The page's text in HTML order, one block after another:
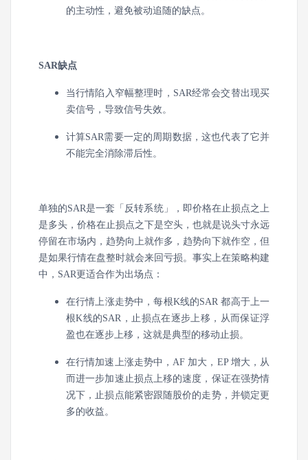
的主动性，避免被动追随的缺点。
SAR缺点
当行情陷入窄幅整理时，SAR经常会交替出现买
卖信号，导致信号失效。
计算SAR需要一定的周期数据，这也代表了它并
不能完全消除滞后性。
单独的SAR是一套「反转系统」，即价格在止损点之上
是多头，价格在止损点之下是空头，也就是说头寸永远
停留在市场内，趋势向上就作多，趋势向下就作空，但
是如果行情在盘整时就会来回亏损。事实上在策略构建
中，SAR更适合作为出场点：
在行情上涨走势中，每根K线的SAR 都高于上一
根K线的SAR，止损点在逐步上移，从而保证浮
盈也在逐步上移，这就是典型的移动止损。
在行情加速上涨走势中，AF 加大，EP 增大，从
而进一步加速止损点上移的速度，保证在强势情
况下，止损点能紧密跟随股价的走势，并锁定更
多的收益。